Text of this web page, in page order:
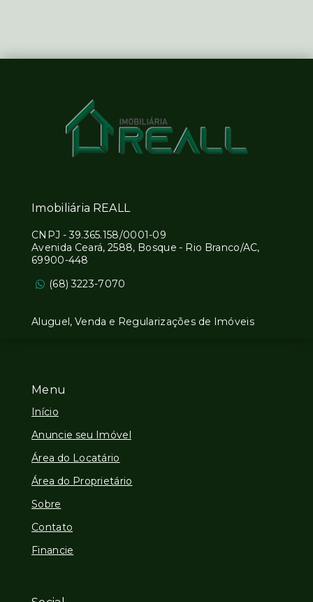
Menu
Início
Anuncie seu Imóvel
Área do Locatário
Área do Proprietário
Sobre
Contato
Financie
Imobiliária REALL
CNPJ -39.365.158/0001-09
Avenida Ceará, 2588, Bosque - Rio Branco/AC,
69900-448
(68) 3223-7070
Aluguel, Venda e Regularizações de Imóveis